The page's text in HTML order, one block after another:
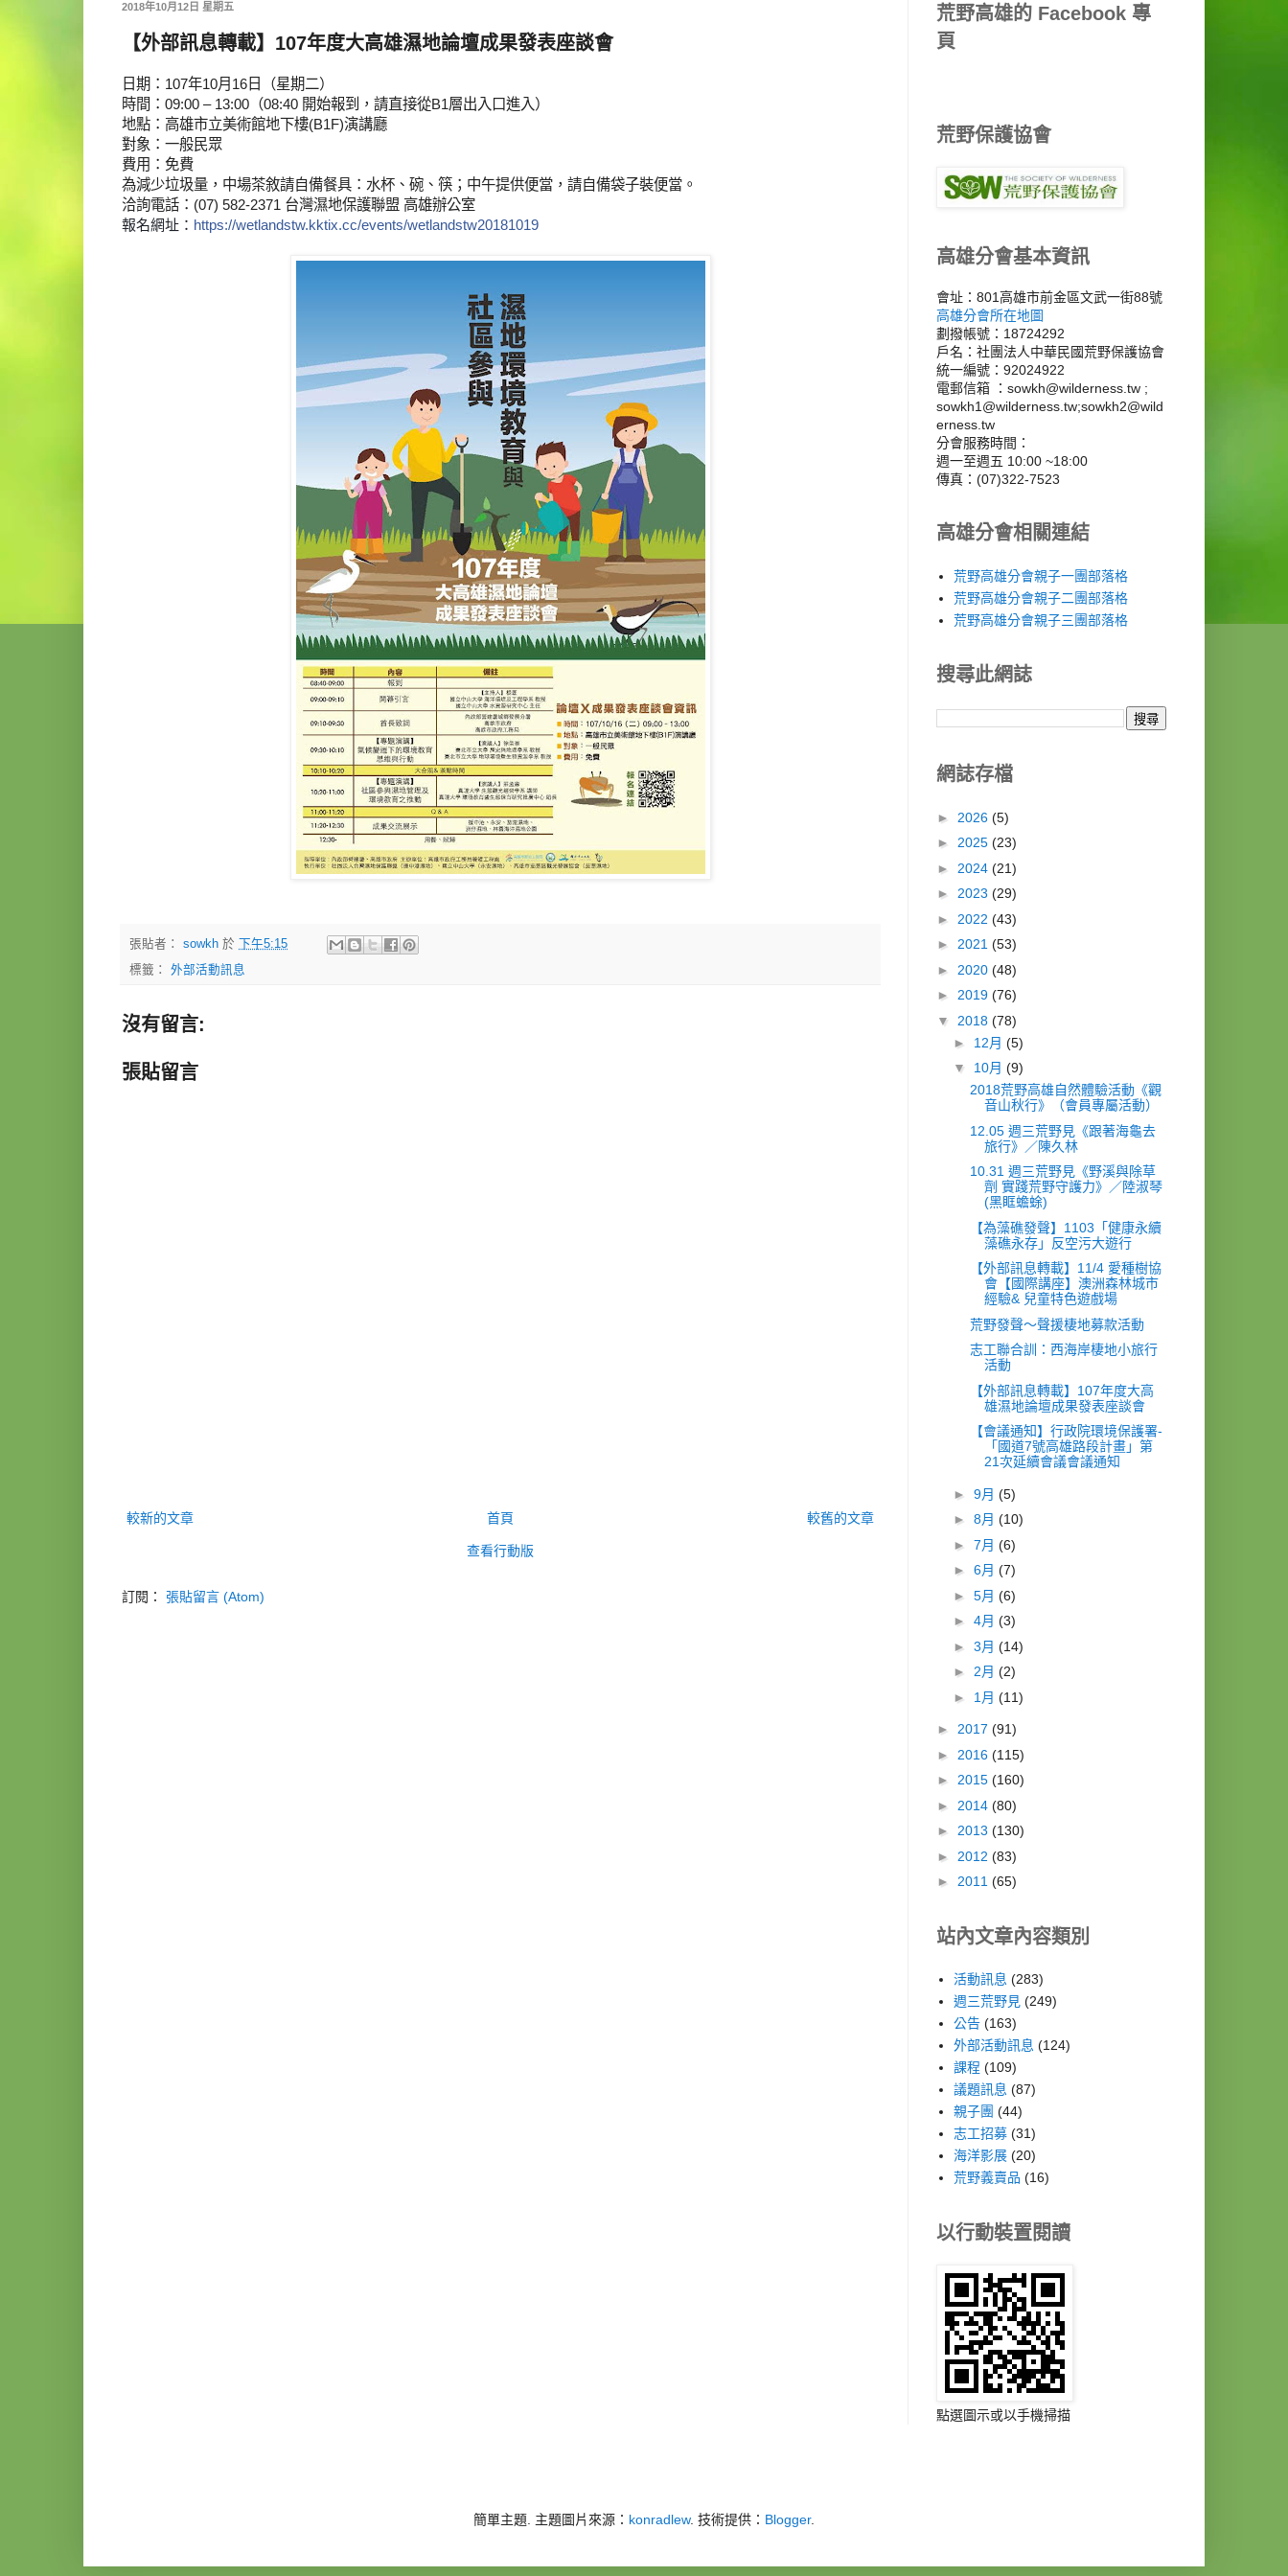
2018年10月12日 星期五
【外部訊息轉載】107年度大高雄濕地論壇成果發表座談會
日期：107年10月16日（星期二）
時間：09:00 – 13:00（08:40 開始報到，請直接從B1層出入口進入）
地點：高雄市立美術館地下樓(B1F)演講廳
對象：一般民眾
費用：免費
為減少垃圾量，中場茶敘請自備餐具：水杯、碗、筷；中午提供便當，請自備袋子裝便當。
洽詢電話：(07) 582-2371 台灣濕地保護聯盟 高雄辦公室
報名網址： https://wetlandstw.kktix.cc/events/wetlandstw20181019
張貼者： sowkh 於 下午5:15
標籤： 外部活動訊息
沒有留言:
張貼留言
較新的文章 較舊的文章
首頁
查看行動版
訂閱： 張貼留言 (Atom)
荒野高雄的 Facebook 專
頁
荒野保護協會
高雄分會基本資訊
會址：801高雄市前金區文武一街88號
高雄分會所在地圖
劃撥帳號：18724292
戶名：社團法人中華民國荒野保護協會
統一編號：92024922
電郵信箱 ：sowkh@wilderness.tw ;
sowkh1@wilderness.tw;sowkh2@wild
erness.tw
分會服務時間：
週一至週五 10:00 ~18:00
傳真：(07)322-7523
高雄分會相關連結
荒野高雄分會親子一團部落格
荒野高雄分會親子二團部落格
荒野高雄分會親子三團部落格
搜尋此網誌
網誌存檔
► 2026 (5)
► 2025 (23)
► 2024 (21)
► 2023 (29)
► 2022 (43)
► 2021 (53)
► 2020 (48)
► 2019 (76)
▼ 2018 (78)
► 12月 (5)
▼ 10月 (9)
2018荒野高雄自然體驗活動《觀
音山秋行》（會員專屬活動）
12.05 週三荒野見《跟著海龜去
旅行》／陳久林
10.31 週三荒野見《野溪與除草
劑 實踐荒野守護力》／陸淑琴
(黑眶蟾蜍)
【為藻礁發聲】1103「健康永續
藻礁永存」反空污大遊行
【外部訊息轉載】11/4 愛種樹協
會【國際講座】澳洲森林城市
經驗& 兒童特色遊戲場
荒野發聲～聲援棲地募款活動
志工聯合訓：西海岸棲地小旅行
活動
【外部訊息轉載】107年度大高
雄濕地論壇成果發表座談會
【會議通知】行政院環境保護署-
「國道7號高雄路段計畫」第
21次延續會議會議通知
► 9月 (5)
► 8月 (10)
► 7月 (6)
► 6月 (7)
► 5月 (6)
► 4月 (3)
► 3月 (14)
► 2月 (2)
► 1月 (11)
► 2017 (91)
► 2016 (115)
► 2015 (160)
► 2014 (80)
► 2013 (130)
► 2012 (83)
► 2011 (65)
站內文章內容類別
活動訊息 (283)
週三荒野見 (249)
公告 (163)
外部活動訊息 (124)
課程 (109)
議題訊息 (87)
親子團 (44)
志工招募 (31)
海洋影展 (20)
荒野義賣品 (16)
以行動裝置閱讀
點選圖示或以手機掃描
簡單主題. 主題圖片來源： konradlew. 技術提供： Blogger.